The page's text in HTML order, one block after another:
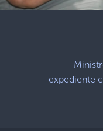
expediente